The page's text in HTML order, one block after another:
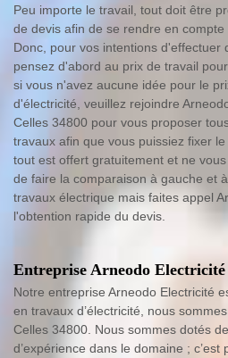
Peu importe le travail, tout doit être
de devis afin de se rendre en compte
Donc, pour vos intentions d'effectuer
pensez d'abord au prix de travail
si vous n'avez aucune idée pour le
d'électricité, veuillez rejoindre
Celles 34800 pour vous proposer
travaux afin que vous puissiez fixer
tout est offert gratuitement et ne
de faire la comparaison à gauche et
travaux électrique mais faites appel
l'obtention rapide du devis.
Entreprise Arneodo
Notre entreprise Arneodo Electricité
en travaux d’électricité, nous
Celles 34800. Nous sommes dotés
d’expérience dans le domaine ;